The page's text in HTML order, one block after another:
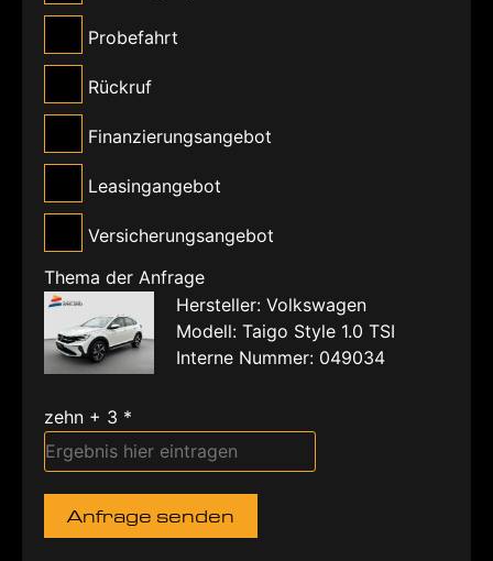
Probefahrt
Rückruf
Finanzierungsangebot
Leasingangebot
Versicherungsangebot
Thema der Anfrage
Hersteller: Volkswagen
Modell: Taigo Style 1.0 TSI
Interne Nummer: 049034
zehn + 3 *
Anfrage senden